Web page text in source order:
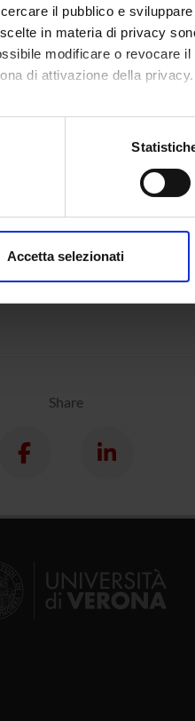
il pubblico e
in materia di privacy
modificare o revocare
di attivazione della privacy.
con
dalla Dichiarazione sui
Accetta selezionati
Funds:assigned and
Share